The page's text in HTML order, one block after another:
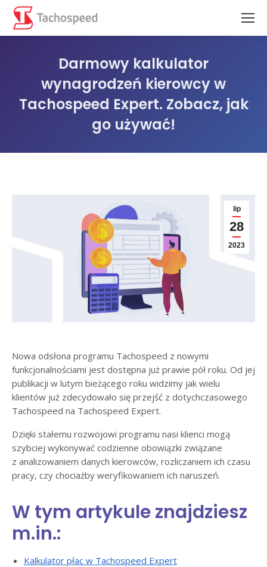
Darmowy kalkulator
wynagrodzeń kierowcy w
Tachospeed Expert. Zobacz, jak
go używać!
lip
28
2023
Nowa odsłona programu Tachospeed z nowymi
funkcjonalnościami jest dostępna już prawie pół roku. Od jej
publikacji w lutym bieżącego roku widzimy jak wielu
klientów już zdecydowało się przejść z dotychczasowego
Tachospeed na Tachospeed Expert.
Dzięki stałemu rozwojowi programu nasi klienci mogą
szybciej wykonywać codzienne obowiązki związane
z analizowaniem danych kierowców, rozliczaniem ich czasu
pracy, czy chociażby weryfikowaniem ich naruszeń.
W tym artykule znajdziesz
m.in.:
Kalkulator płac w Tachospeed Expert